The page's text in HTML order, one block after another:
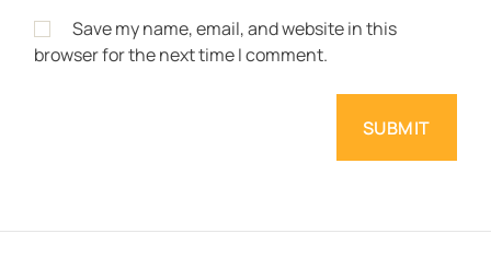
Save my name, email, and website in this
browser for the next time I comment.